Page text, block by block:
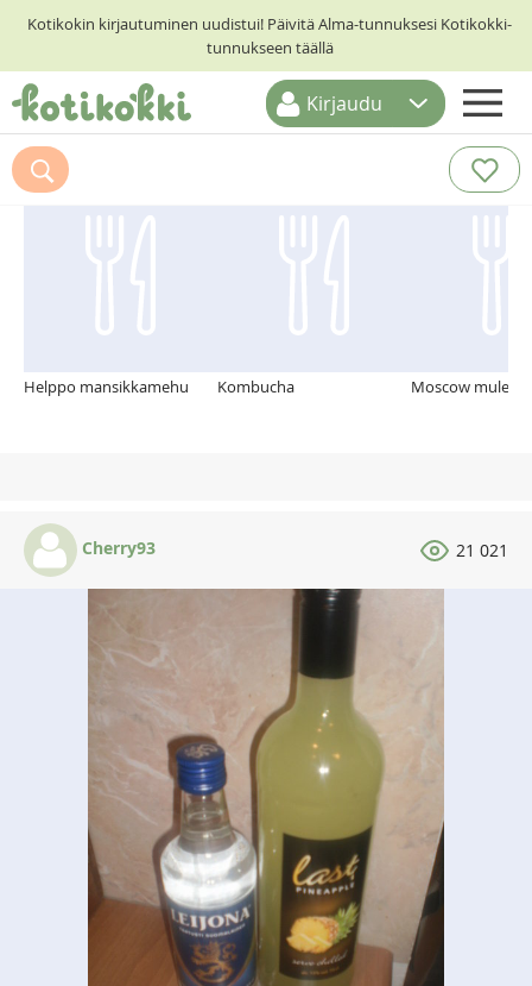
Kotikokin kirjautuminen uudistui! Päivitä Alma-tunnuksesi Kotikokki-
tunnukseen täällä
ETUSIVU
RESEPTIHAKU
Kirjaudu
Suosittelemme myös
Helppo mansikkamehu Kombucha Moscow mule
Cherry93 21 021